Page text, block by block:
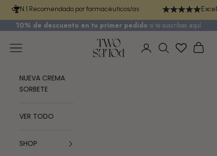
Ir al contenidoN.1 Recomendado por farmacéuticos/as
10% de descuento en tu primer pedido si te suscribes aquí
TWO POLES COSMETICS
Menú
Iniciar sesión
Buscar
NUEVA CREMA
SORBETE
VER TODO
SHOP